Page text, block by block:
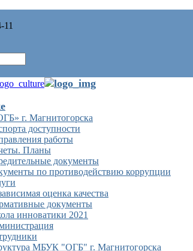
11
г. Магнитогорска
доступности
работы
Планы
документы
по противодействию коррупции
оценка качества
документы
инноватики 2021
МБУК "ОГБ" г. Магнитогорска